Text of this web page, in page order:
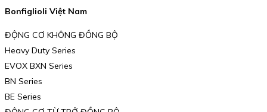
Bonfiglioli Việt Nam
ĐỘNG CƠ KHÔNG ĐỒNG BỘ
Heavy Duty Series
EVOX BXN Series
BN Series
BE Series